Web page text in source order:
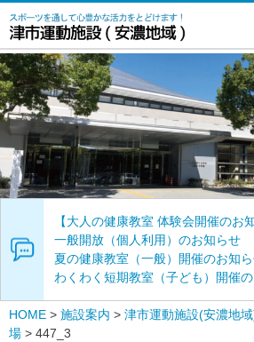
【大人の健康教室 体験会開催のお
一般開放（個人利用）のお知らせ
夏の健康教室（一般）開催のお知
わくわく短期教室（子ども）開催
HOME > 施設案内 > 津市運動施設(安濃地
場 > 447_3